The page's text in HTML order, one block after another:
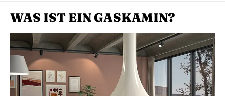
WAS IST EIN GASKAMIN?